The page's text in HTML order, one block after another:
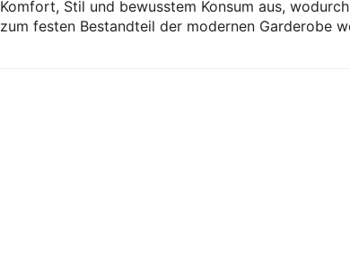
Komfort, Stil und bewusstem Konsum aus,
zum festen Bestandteil der modernen Garderobe